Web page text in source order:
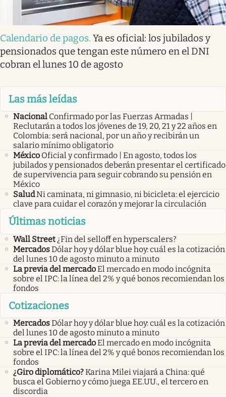
Calendario de pagos. Ya es oficial: los jubilados y
pensionados que tengan este número en el DNI
cobran el lunes 10 de agosto
Las más leídas
Nacional Confirmado por las Fuerzas Armadas |
Reclutarán a todos los jóvenes de 19, 20, 21 y 22 años en
Colombia: será nacional, por un año y recibirán un
salario mínimo obligatorio
México Oficial y confirmado | En agosto, todos los
jubilados y pensionados deberán presentar el certificado
de supervivencia para seguir cobrando su pensión en
México
SaludNi caminata, ni gimnasio, ni bicicleta: el ejercicio
clave para cuidar el corazón y mejorar la circulación
Últimas noticias
Wall Street ¿Fin del selloff en hyperscalers?
MercadosDólar hoy y dólar blue hoy: cuál es la cotización
del lunes 10 de agosto minuto a minuto
La previa del mercadoEl mercado en modo incógnita
sobre el IPC: la línea del 2% y qué bonos recomiendan los
fondos
Cotizaciones
MercadosDólar hoy y dólar blue hoy: cuál es la cotización
del lunes 10 de agosto minuto a minuto
La previa del mercadoEl mercado en modo incógnita
sobre el IPC: la línea del 2% y qué bonos recomiendan los
fondos
¿Giro diplomático?Karina Milei viajará a China: qué
busca el Gobierno y cómo juega EE.UU., el tercero en
discordia